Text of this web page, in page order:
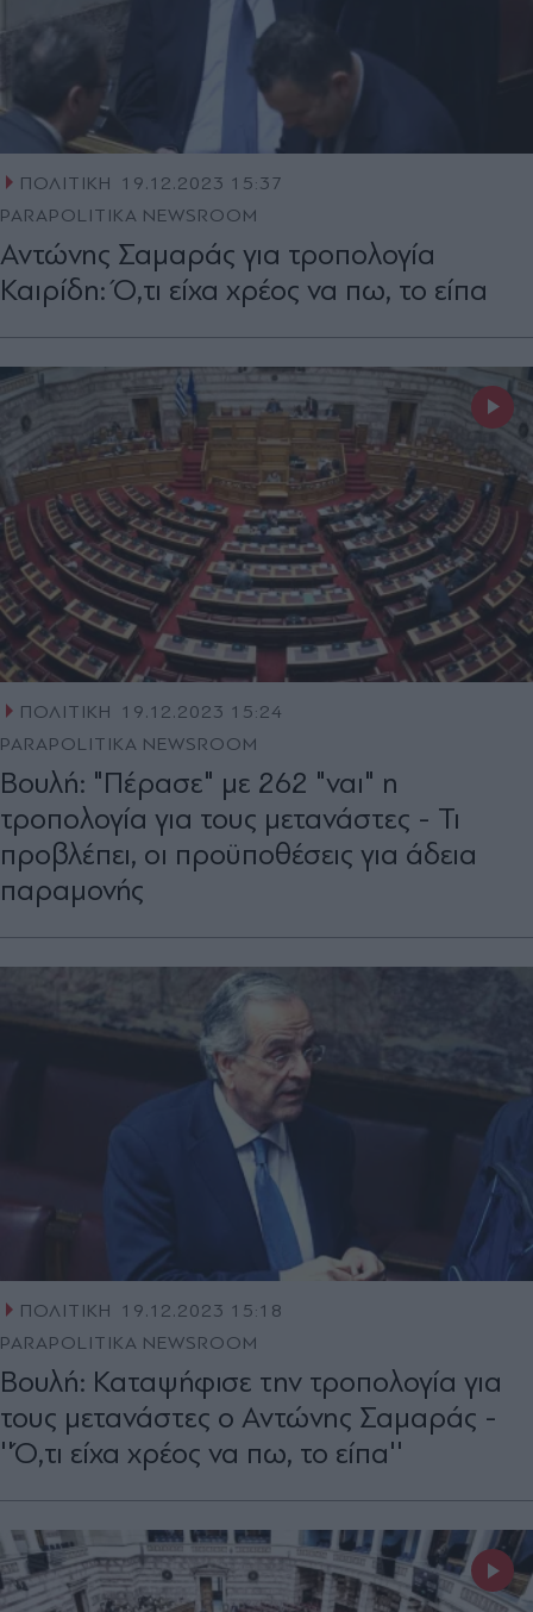
ΠΟΛΙΤΙΚΗ
19.12.2023 15:37
PARAPOLITIKA NEWSROOM
Αντώνης Σαμαράς για τροπολογία
Καιρίδη: Ό,τι είχα χρέος να πω, το είπα
ΠΟΛΙΤΙΚΗ
19.12.2023 15:24
PARAPOLITIKA NEWSROOM
Βουλή: "Πέρασε" με 262 "ναι" η
τροπολογία για τους μετανάστες - Τι
προβλέπει, οι προϋποθέσεις για άδεια
παραμονής
ΠΟΛΙΤΙΚΗ
19.12.2023 15:18
PARAPOLITIKA NEWSROOM
Βουλή: Καταψήφισε την τροπολογία για
τους μετανάστες ο Αντώνης Σαμαράς -
''Ό,τι είχα χρέος να πω, το είπα''